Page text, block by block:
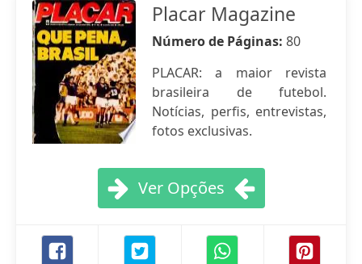
Placar Magazine
Número de Páginas: 80
PLACAR: a maior revista
brasileira de futebol.
Notícias, perfis, entrevistas,
fotos exclusivas.
Ver Opções